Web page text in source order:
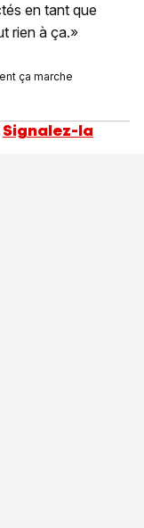
en tant que
rien à ça.»
ça marche
Signalez-la